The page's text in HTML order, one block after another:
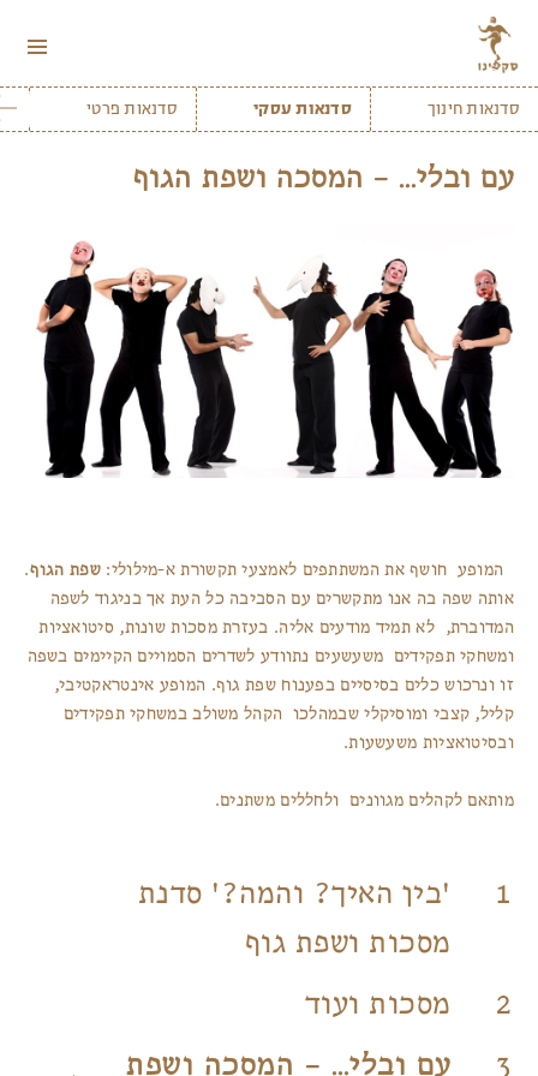
ווידג'טים
סדנאות חינוך סדנאות עסקי סדנאות פרטי
'בין האיך? והמה?' סדנת
מסכות ושפת גוף
מסכות ועוד
עם ובלי… – המסכה ושפת
עם ובלי… – המסכה ושפת הגוף
המופע חושף את המשתתפים לאמצעי תקשורת א-מילולי: שפת הגוף.
אותה שפה בה אנו מתקשרים עם הסביבה כל העת אך בניגוד לשפה
המדוברת, לא תמיד מודעים אליה. בעזרת מסכות שונות, סיטואציות
ומשחקי תפקידים משעשעים נתוודע לשדרים הסמויים הקיימים בשפה
זו ונרכוש כלים בסיסיים בפענוח שפת גוף. המופע אינטראקטיבי,
קליל, קצבי ומוסיקלי שבמהלכו הקהל משולב במשחקי תפקידים
ובסיטואציות משעשעות.
מותאם לקהלים מגוונים ולחללים משתנים.